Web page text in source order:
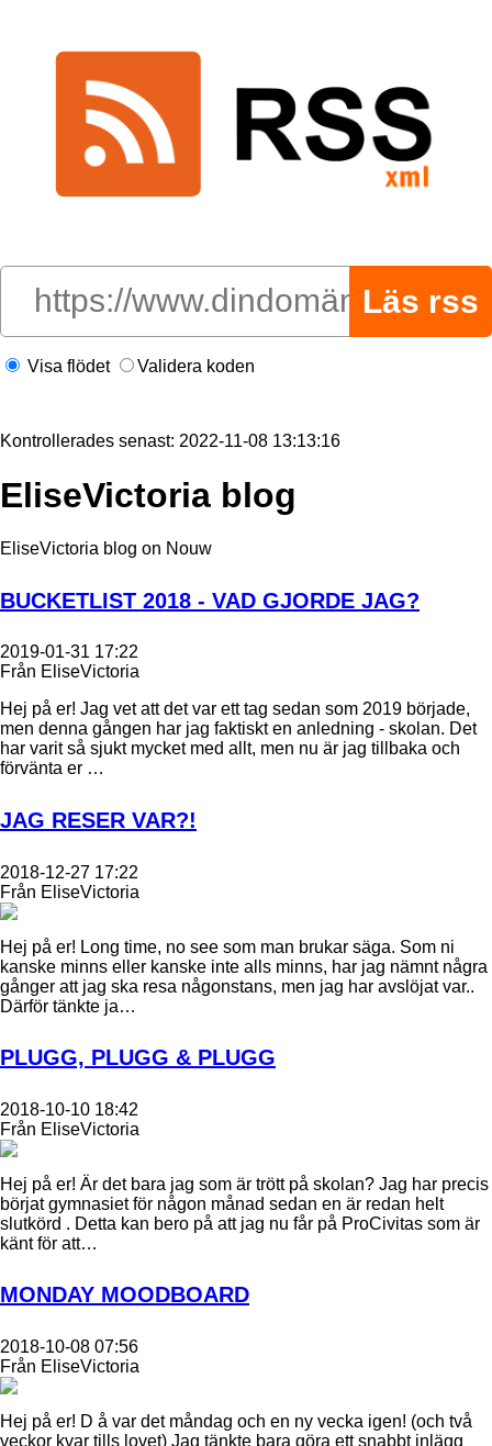
Visa flödet Validera koden
Kontrollerades senast: 2022-11-08 13:13:16
EliseVictoria blog
EliseVictoria blog on Nouw
BUCKETLIST 2018 - VAD GJORDE JAG?
2019-01-31 17:22
Från EliseVictoria
Hej på er! Jag vet att det var ett tag sedan som 2019 började,
men denna gången har jag faktiskt en anledning - skolan. Det
har varit så sjukt mycket med allt, men nu är jag tillbaka och
förvänta er …
JAG RESER VAR?!
2018-12-27 17:22
Från EliseVictoria
Hej på er! Long time, no see som man brukar säga. Som ni
kanske minns eller kanske inte alls minns, har jag nämnt några
gånger att jag ska resa någonstans, men jag har avslöjat var..
Därför tänkte ja…
PLUGG, PLUGG & PLUGG
2018-10-10 18:42
Från EliseVictoria
Hej på er! Är det bara jag som är trött på skolan? Jag har precis
börjat gymnasiet för någon månad sedan en är redan helt
slutkörd . Detta kan bero på att jag nu får på ProCivitas som är
känt för att…
MONDAY MOODBOARD
2018-10-08 07:56
Från EliseVictoria
Hej på er! D å var det måndag och en ny vecka igen! (och två
veckor kvar tills lovet) Jag tänkte bara göra ett snabbt inlägg